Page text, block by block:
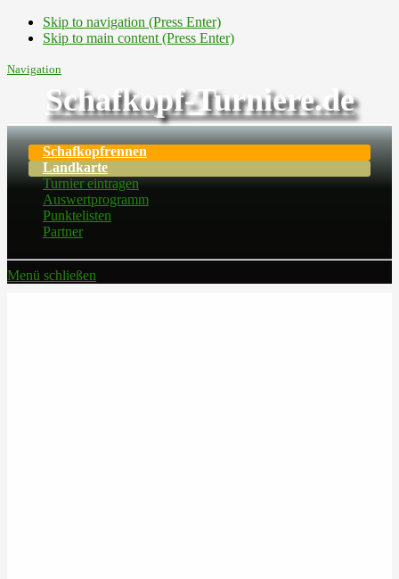
Skip to navigation (Press Enter)
Skip to main content (Press Enter)
Navigation
Schafkopf-Turniere.de
Schafkopfrennen
Landkarte
Turnier eintragen
Auswertprogramm
Punktelisten
Partner
Menü schließen